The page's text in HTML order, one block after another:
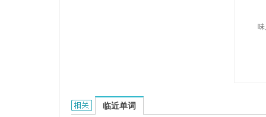
Ajito的相关资料：
临近单词